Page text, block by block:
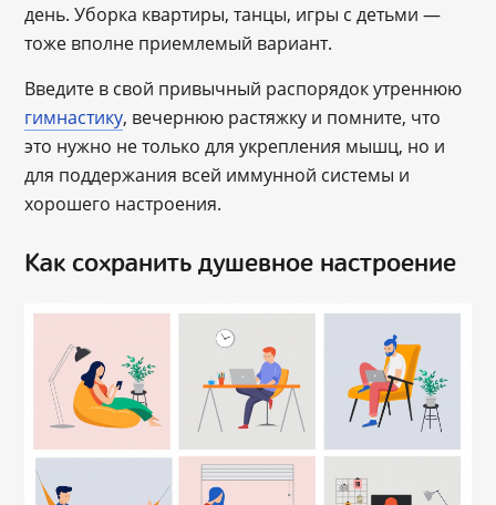
день. Уборка квартиры, танцы, игры с детьми —
тоже вполне приемлемый вариант.
Введите в свой привычный распорядок утреннюю
гимнастику, вечернюю растяжку и помните, что
это нужно не только для укрепления мышц, но и
для поддержания всей иммунной системы и
хорошего настроения.
Как сохранить душевное настроение